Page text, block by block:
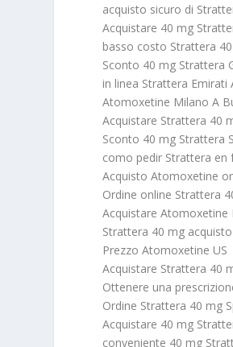
acquisto sicuro di
Acquistare 40 mg
basso costo Strattera
Sconto 40 mg Strattera
in linea Strattera Emirati
Atomoxetine Milano A
Acquistare Strattera 40
Sconto 40 mg Strattera
como pedir Strattera en
Acquisto Atomoxetine
Ordine online Strattera
Acquistare Atomoxetine
Strattera 40 mg
Prezzo Atomoxetine US
Acquistare Strattera 40
Ottenere una
Ordine Strattera 40 mg
Acquistare 40 mg
conveniente 40 mg